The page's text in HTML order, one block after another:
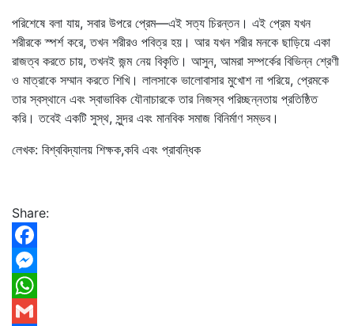
পরিশেষে বলা যায়, সবার উপরে প্রেম—এই সত্য চিরন্তন। এই প্রেম যখন
শরীরকে স্পর্শ করে, তখন শরীরও পবিত্র হয়। আর যখন শরীর মনকে ছাড়িয়ে একা
রাজত্ব করতে চায়, তখনই জন্ম নেয় বিকৃতি। আসুন, আমরা সম্পর্কের বিভিন্ন শ্রেণী
ও মাত্রাকে সম্মান করতে শিখি। লালসাকে ভালোবাসার মুখোশ না পরিয়ে, প্রেমকে
তার স্বস্থানে এবং স্বাভাবিক যৌনাচারকে তার নিজস্ব পরিচ্ছন্নতায় প্রতিষ্ঠিত
করি। তবেই একটি সুস্থ, সুন্দর এবং মানবিক সমাজ বিনির্মাণ সম্ভব।
লেখক: বিশ্ববিদ্যালয় শিক্ষক,কবি এবং প্রাবন্ধিক
Share:
Facebook
Messenger
WhatsApp